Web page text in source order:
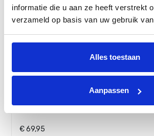
informatie die u aan ze heeft verstrekt
verzameld op basis van uw gebruik
Alles toestaan
Aanpassen
6-wegklep zandfilter 400 en 600
€69,95